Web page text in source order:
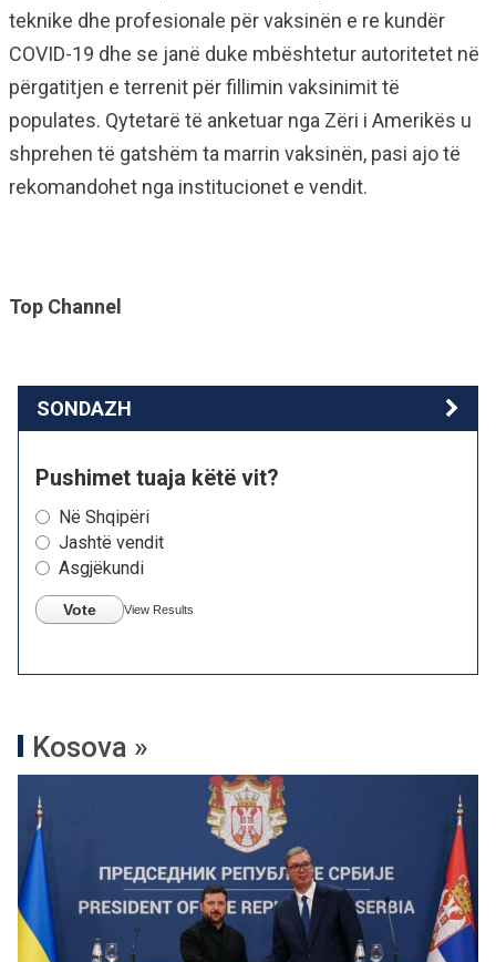
teknike dhe profesionale për vaksinën e re kundër
COVID-19 dhe se janë duke mbështetur autoritetet në
përgatitjen e terrenit për fillimin vaksinimit të
populates. Qytetarë të anketuar nga Zëri i Amerikës u
shprehen të gatshëm ta marrin vaksinën, pasi ajo të
rekomandohet nga institucionet e vendit.
Top Channel
SONDAZH
Pushimet tuaja këtë vit?
Në Shqipëri
Jashtë vendit
Asgjëkundi
Vote View Results
Kosova »